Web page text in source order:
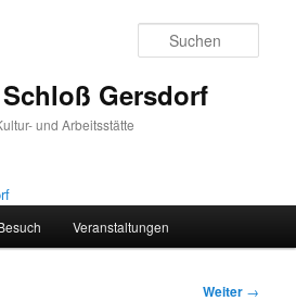
Gersdorf
und Arbeitsstätte
Veranstaltungen
Weiter →